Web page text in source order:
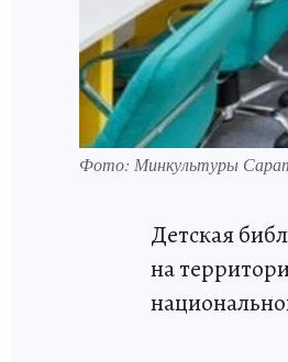
Фото: Минкультуры
Детская
на